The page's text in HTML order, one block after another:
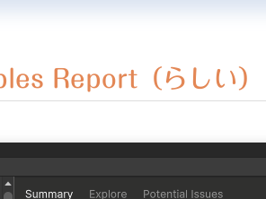
Report（らしい）